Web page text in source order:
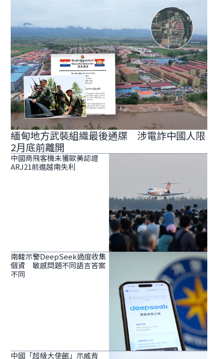
緬甸地方武裝組織最後通牒 涉電詐中國人限
2月底前離開
中國商飛客機未獲歐美認證
ARJ21前進越南失利
南韓示警DeepSeek過度收集
個資 敏感問題不同語言答案
不同
中國「超級大使館」示威背